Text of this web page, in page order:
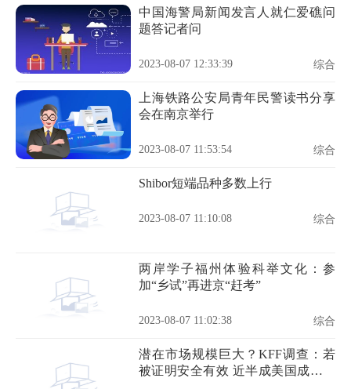
中国海警局新闻发言人就仁爱礁问
题答记者问
2023-08-07 12:33:39 综合
上海铁路公安局青年民警读书分享
会在南京举行
2023-08-07 11:53:54 综合
Shibor短端品种多数上行
2023-08-07 11:10:08 综合
两岸学子福州体验科举文化：参
加“乡试”再进京“赶考”
2023-08-07 11:02:38 综合
潜在市场规模巨大？KFF调查：若
被证明安全有效 近半成美国成年人